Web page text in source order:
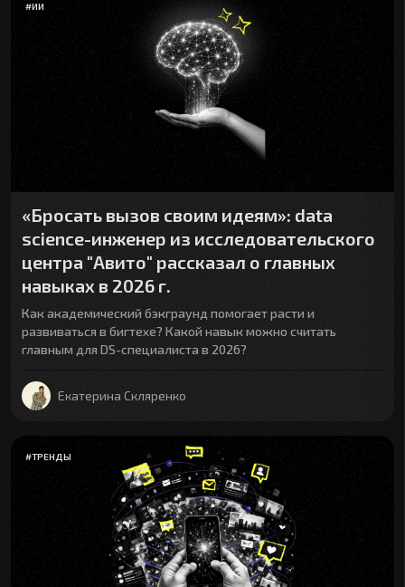
#ИИ
«Бросать вызов своим идеям»: data
science-инженер из исследовательского
центра "Авито" рассказал о главных
навыках в 2026 г.
Как академический бэкграунд помогает расти и
развиваться в бигтехе? Какой навык можно считать
главным для DS-специалиста в 2026?
Екатерина Скляренко
#ТРЕНДЫ